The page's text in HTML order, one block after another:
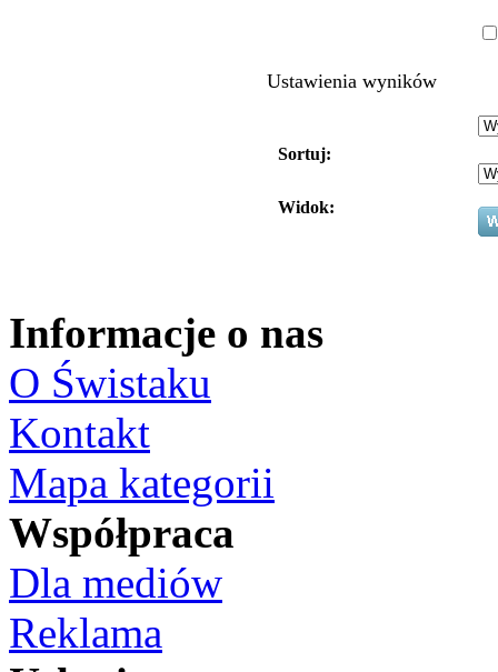
Ustawienia wyników
Sortuj:
Widok:
Informacje o nas
O Świstaku
Kontakt
Mapa kategorii
Współpraca
Dla mediów
Reklama